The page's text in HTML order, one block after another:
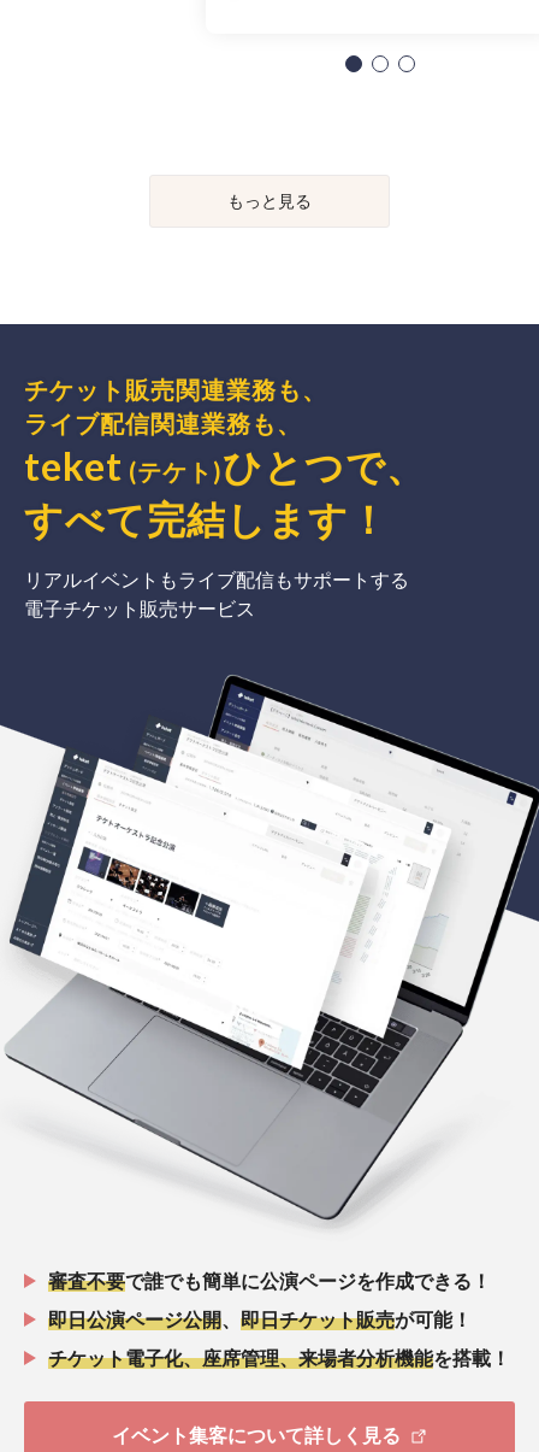
もっと見る
チケット販売関連業務も、
ライブ配信関連業務も、
teket (テケト)ひとつで、
すべて完結 します ！
リアルイベントもライブ配信もサポートする
電子チケット販売サービス
審査不要で誰でも簡単に公演ページを作成できる！
即日公演ページ公開
即日チケット販売が可能！
チケット電子化、座席管理、来場者分析機能を搭載！
イベント集客について詳しく見る